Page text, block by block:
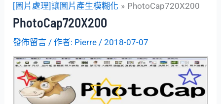
[圖片處理]讓圖片產生模糊化
PhotoCap720X200
PhotoCap720X200
發佈留言 / 作者: Pierre /2018-07-07